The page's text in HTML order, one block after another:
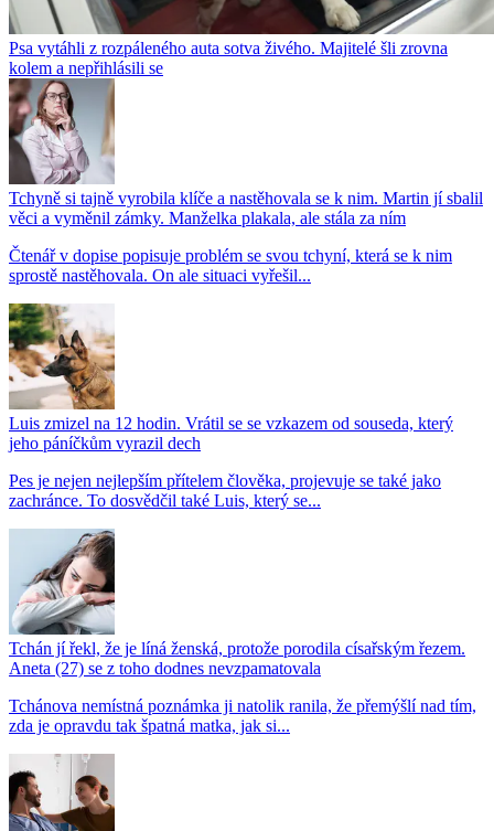
Psa vytáhli z rozpáleného auta sotva živého. Majitelé šli zrovna
kolem a nepřihlásili se
Tchyně si tajně vyrobila klíče a nastěhovala se k nim. Martin jí sbalil
věci a vyměnil zámky. Manželka plakala, ale stála za ním
Čtenář v dopise popisuje problém se svou tchyní, která se k nim
sprostě nastěhovala. On ale situaci vyřešil...
Luis zmizel na 12 hodin. Vrátil se se vzkazem od souseda, který
jeho páníčkům vyrazil dech
Pes je nejen nejlepším přítelem člověka, projevuje se také jako
zachránce. To dosvědčil také Luis, který se...
Tchán jí řekl, že je líná ženská, protože porodila císařským řezem.
Aneta (27) se z toho dodnes nevzpamatovala
Tchánova nemístná poznámka ji natolik ranila, že přemýšlí nad tím,
zda je opravdu tak špatná matka, jak si...